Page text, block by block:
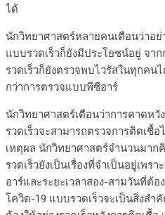
ได้
นักวิทยาศาสตร์หลายคนเตือนว่าอ
แบบรวดเร็วก็ยังมีประโยชน์อยู่ จ
รวดเร็วก็ยังตรวจพบไวรัสในทุกคน
กว่าการตรวจแบบพีซีอาร์
นักวิทยาศาสตร์เตือนว่าการคาดห
รวดเร็วจะสามารถตรวจการติดเ
เหตุผล นักวิทยาศาสตร์จำนวนมา
รวดเร็วยังเป็นเรื่องที่จำเป็นอยู่เพ
อาร์และระยะเวลาสอง-สามวันที่ต้
โควิด-19 แบบรวดเร็วจะเป็นสิ่งส